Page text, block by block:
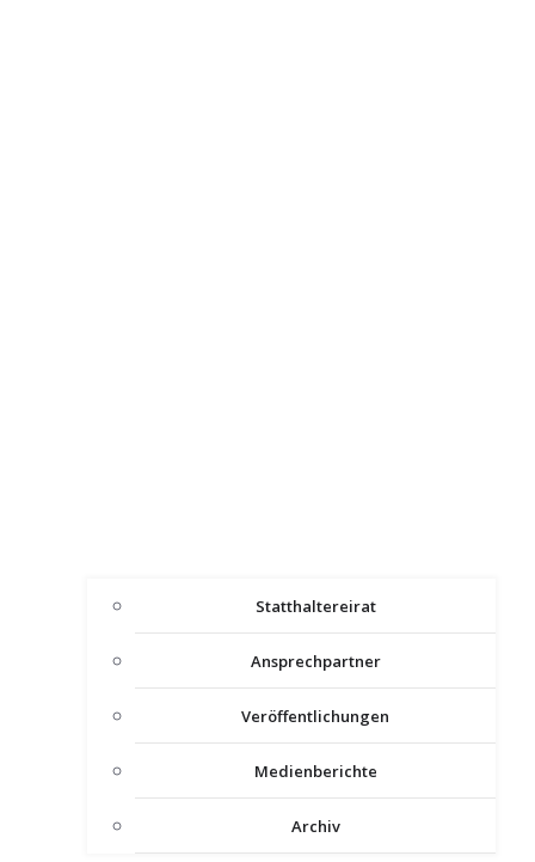
Statthaltereirat
Ansprechpartner
Veröffentlichungen
Medienberichte
Archiv